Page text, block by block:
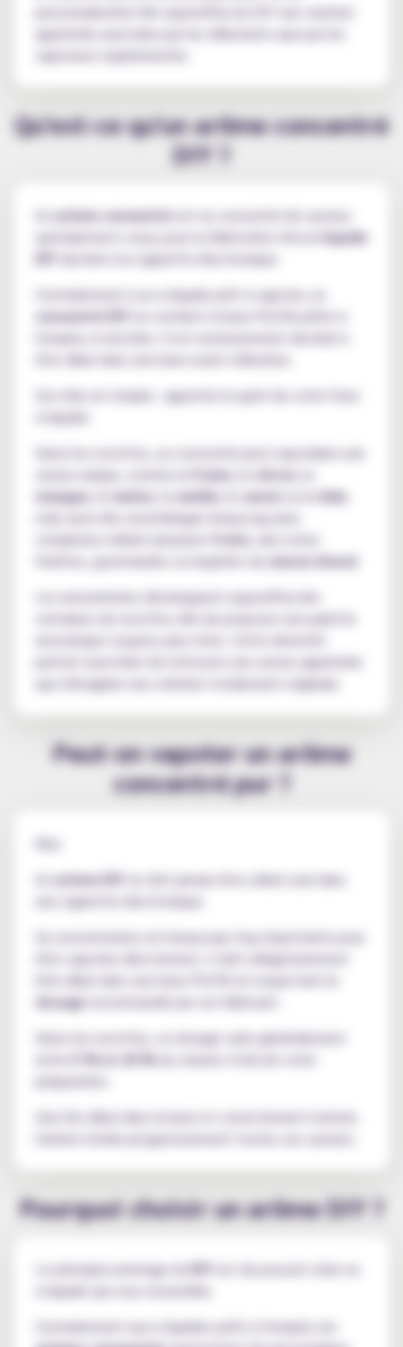
personnalisation fait aujourd'hui du DIY une solution
appréciée aussi bien par les débutants que par les
Qu'est-ce qu'un arôme concentré
DIY ?
Unarôme concentré est un concentré de saveurs
e-liquide
destiné à la cigarette électronique.
Contrairement à un e-liquide prêt à vapoter, un
concentré DIY
Son rôle est simple : apporter le goût de votre futur
e-liquide.
Selon les recettes, un concentré peut reproduire une
saveur unique, comme la
fraise citron
mangue
melon vanille cassis kiwi
fruits
fraîches, gourmandes ou inspirées du
classic blond
Les aromaticiens développent aujourd'hui des
centaines de recettes afin de proposer une palette
aromatique toujours plus riche. Cette diversité
permet aussi bien de retrouver une saveur appréciée
que d'imaginer une création totalement originale.
Peut-on vapoter un arôme
concentré pur ?
Non.
Unarôme DIY
ne doit jamais être utilisé seul dans
une cigarette électronique.
Sa concentration est beaucoup trop importante pour
être vapotée directement. Il doit obligatoirement
dosage
Selon les recettes, ce dosage varie généralement
5 % et 20 %
Une fois dilué dans la base et correctement maturé,
l'arôme révèle progressivement toutes ses saveurs.
Pourquoi choisir un arôme DIY ?
Le principal avantage duDIY
est de pouvoir créer un
Contrairement aux e-liquides prêts à l'emploi, les